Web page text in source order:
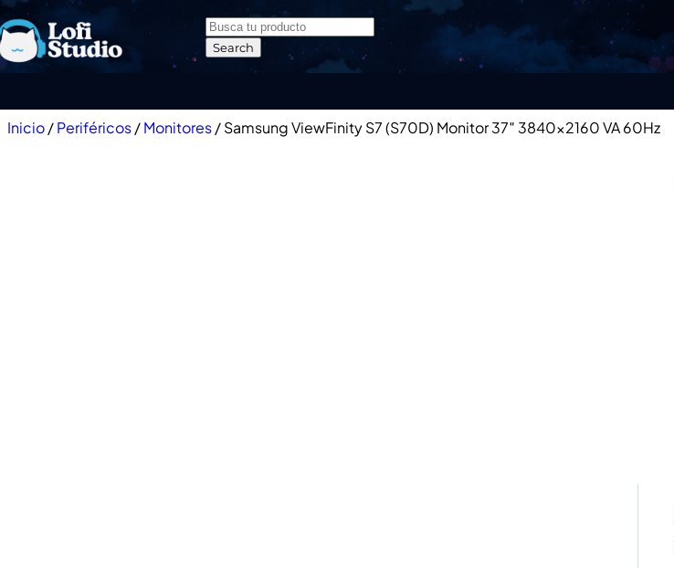
Skip to navigation Skip to main content
Search
Inicio/Periféricos/Monitores/Samsung ViewFinity S7 (S70D) Monitor 37″ 3840×2160 VA 60Hz